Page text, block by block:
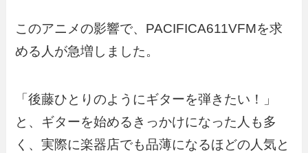
このアニメの影響で、PACIFICA611VFMを求
める人が急増しました。
「後藤ひとりのようにギターを弾きたい！」
と、ギターを始めるきっかけになった人も多
く、実際に楽器店でも品薄になるほどの人気と